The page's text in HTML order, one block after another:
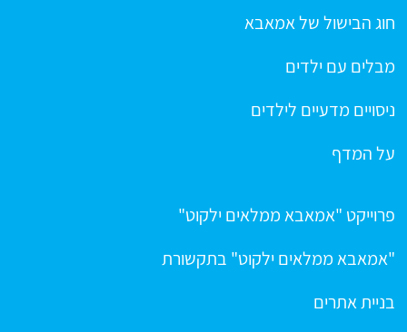
חוג הבישול של אמאבא
מבלים עם ילדים
ניסויים מדעיים לילדים
על המדף
פרוייקט "אמאבא ממלאים ילקוט"
"אמאבא ממלאים ילקוט" בתקשורת
בניית אתרים